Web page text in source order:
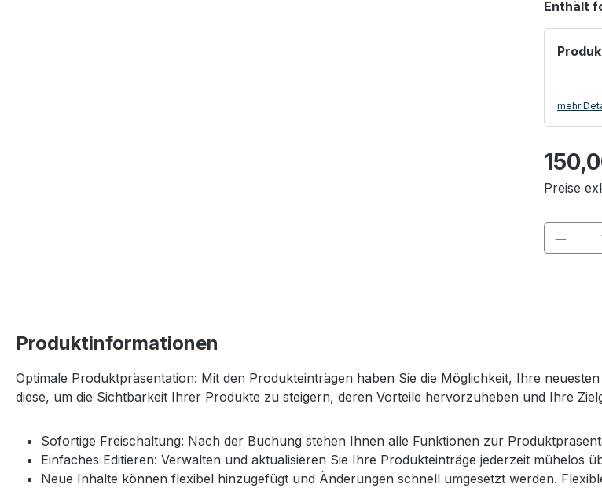
Enthält
mehr
Preise
Produktinformationen
Optimale Produktpräsentation: Mit den Produkteinträgen haben Sie die Möglichkeit, Ihre
diese, um die Sichtbarkeit Ihrer Produkte zu steigern, deren Vorteile hervorzuheben und Ihre
Sofortige Freischaltung: Nach der Buchung stehen Ihnen alle Funktionen zur
Einfaches Editieren: Verwalten und aktualisieren Sie Ihre Produkteinträge jederzeit mühelos
Neue Inhalte können flexibel hinzugefügt und Änderungen schnell umgesetzt werden.